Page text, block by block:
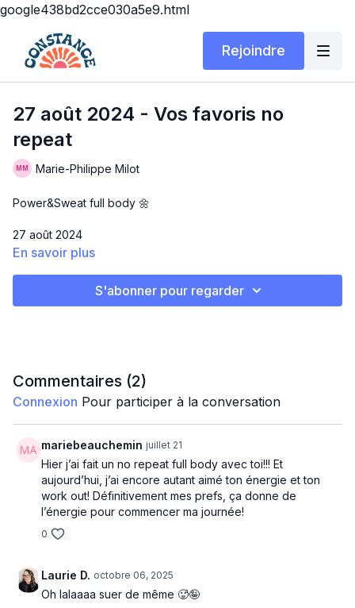
google438bd2cce030a5e9.html
Rejoindre
27 août 2024 - Vos favoris no
repeat
Marie-Philippe Milot
Power&Sweat full body 🌼
27 août 2024
VOS FAVORIS NO REPEAT 🫶🏼
super vite 👏🏼
4 min cardio
- Thrusters
- High knees
- Side squat knee to elbow
- Squat knee to elbow squat touch floor
8 min bas du corps
- Goblet squat
En savoir plus
S'abonner pour regarder
Commentaires (2)
Connexion Pour participer à la conversation
mariebeauchemin juillet 21
Hier j’ai fait un no repeat full body avec toi!!! Et
aujourd’hui, j’ai encore autant aimé ton énergie et ton
work out! Définitivement mes prefs, ça donne de
l’énergie pour commencer ma journée!
0
Laurie D. octobre 06, 2025
Oh lalaaaa suer de même 🥵🤪